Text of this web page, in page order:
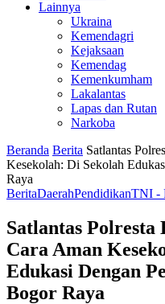
Lainnya
Ukraina
Kemendagri
Kejaksaan
Kemendag
Kemenkumham
Lakalantas
Lapas dan Rutan
Narkoba
Beranda Berita Satlantas
Kesekolah: Di Sekolah
Raya
BeritaDaerahPendidikanTNI -
Satlantas
Cara Aman
Edukasi Dengan
Bogor Raya